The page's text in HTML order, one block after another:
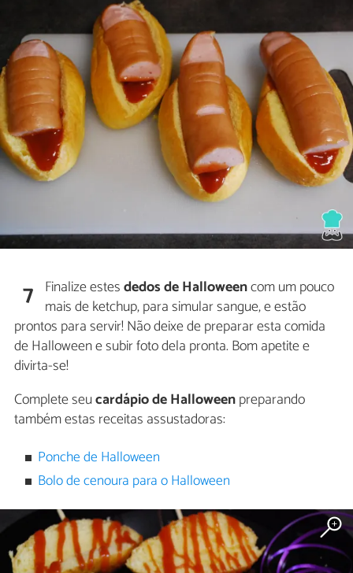
7 Finalize estesdedos de Halloweencom um pouco
mais de ketchup, para simular sangue, e estão
prontos para servir! Não deixe de preparar esta comida
de Halloween e subir foto dela pronta. Bom apetite e
divirta-se!
Complete seucardápio de Halloweenpreparando
também estas receitas assustadoras:
Ponche de Halloween
Bolo de cenoura para o Halloween